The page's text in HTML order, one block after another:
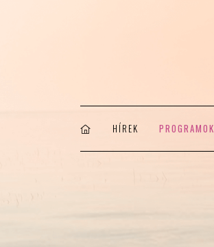
HÍREK PROGRAMOK